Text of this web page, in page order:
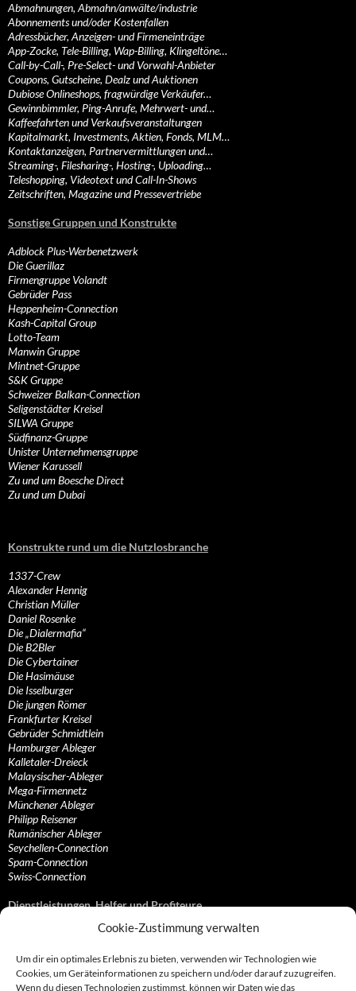
Cookie-Zustimmung verwalten
Um dir ein optimales Erlebnis zu bieten, verwenden wir Technologien wie
Cookies, um Geräteinformationen zu speichern und/oder darauf zuzugreifen.
Wenn du diesen Technologien zustimmst, können wir Daten wie das
Abmahnungen, Abmahn/anwälte/industrie
Abonnements und/oder Kostenfallen
Adressbücher, Anzeigen- und Firmeneinträge
App-Zocke, Tele-Billing, Wap-Billing, Klingeltöne…
Call-by-Call-, Pre-Select- und Vorwahl-Anbieter
Coupons, Gutscheine, Dealz und Auktionen
Dubiose Onlineshops, fragwürdige Verkäufer…
Gewinnbimmler, Ping-Anrufe, Mehrwert- und…
Kaffeefahrten und Verkaufsveranstaltungen
Kapitalmarkt, Investments, Aktien, Fonds, MLM…
Kontaktanzeigen, Partnervermittlungen und…
Streaming-, Filesharing-, Hosting-, Uploading…
Teleshopping, Videotext und Call-In-Shows
Zeitschriften, Magazine und Pressevertriebe
Sonstige Gruppen und Konstrukte
Adblock Plus-Werbenetzwerk
Die Guerillaz
Firmengruppe Volandt
Gebrüder Pass
Heppenheim-Connection
Kash-Capital Group
Lotto-Team
Manwin Gruppe
Mintnet-Gruppe
S&K Gruppe
Schweizer Balkan-Connection
Seligenstädter Kreisel
SILWA Gruppe
Südfinanz-Gruppe
Unister Unternehmensgruppe
Wiener Karussell
Zu und um Boesche Direct
Zu und um Dubai
Konstrukte rund um die Nutzlosbranche
1337-Crew
Alexander Hennig
Christian Müller
Daniel Rosenke
Die „Dialermafia“
Die B2Bler
Die Cybertainer
Die Hasimäuse
Die Isselburger
Die jungen Römer
Frankfurter Kreisel
Gebrüder Schmidtlein
Hamburger Ableger
Kalletaler-Dreieck
Malaysischer-Ableger
Mega-Firmennetz
Münchener Ableger
Philipp Reisener
Rumänischer Ableger
Seychellen-Connection
Spam-Connection
Swiss-Connection
Dienstleistungen, Helfer und Profiteure
Anonymisierungsdienste, VPN- und Web-Proxy…
Bezahlsysteme, Finanzdienstleister und…
Bürodienstleister, Firmengründer- und/oder…